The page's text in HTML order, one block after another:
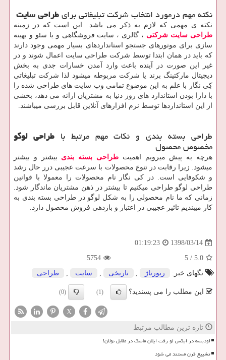
نکته مهم درمورد انتخاب شرکت تبلیغاتی برایطراحی سایت
نکته ی مهمی که لازم به ذکر می باشد این است که در زمینه
طراحی سایت شرکتی ، گالری ، سایت فروشگاهی و یا سئو و بهینه
سازی برای موتورهای جستجو استانداردهای بسیار مهمی وجود دارند
که باید در همان ابتدا توسط شرکت طراحی سایت اعمال شوند و در
غیر این صورت در آینده باعث وارد آمدن خسارات جدی به بخش
دیجیتال مارکتینگ برند یا شرکت مربوطه میشود لذا شرکت تبلیغاتی
کِی نگار با علم به این موضوع تمامی وب سایت های طراحی شده را
با دارا بودن استاندارد های روز دنیا به مشتریان ارائه می دهد، بخشی
از این استانداردها توسط نرم افزارهای آنلاین قابل بررسی میباشند.
طراحی بسته بندی و نکات مهم مرتبط باطراحی لوگو
مخصوص محصول
هرچه به پیش میرویم اهمیت طراحی بسته بندی بیشتر و بیشتر
میشود. زیرا رقابت در تنوع محصولات با سرعت عجیبی درر حال رشد
و شکوفایی است. در کی نگار نام محصولات را معمولا با قوانین
طراحی لوگو طراحی میکنیم تا بیشتر در ذهن مشتریان ماندگار شود.
زمانی که ما نام محصولی را به شکل لوگو در طراحی بسته بندی به
کار میبندیم تاثیر عجیبی در اعتبار و بازدهی فروش محصول دارد.
1398/03/14
01:19:23
5.0
/
5
5754
تگهای خبر:
رپورتاژ , تاریخی , سایت , طراحی
این مطلب را می پسندید؟ (1)
(0)
X
تازه ترین مطالب مرتبط
اودیسه در ایکس لو رفت ایلان ماسک در مقابل نولان!
تشییع قرن مستند می شود